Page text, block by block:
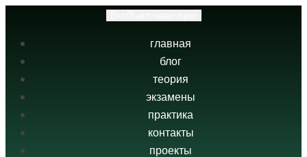
главная
блог
теория
экзамены
практика
контакты
проекты